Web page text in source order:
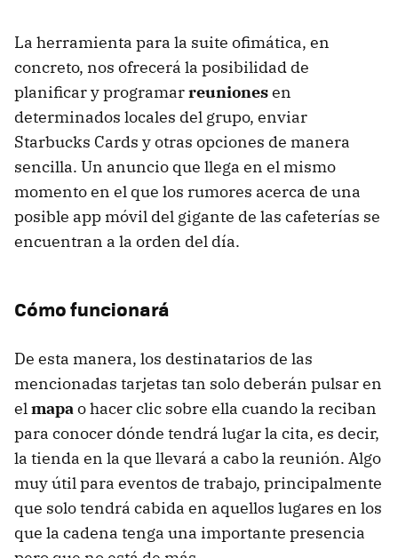
La herramienta para la suite ofimática, en
concreto, nos ofrecerá la posibilidad de
planificar y programarreunionesen
determinados locales del grupo, enviar
Starbucks Cards y otras opciones de manera
sencilla. Un anuncio que llega en el mismo
momento en el que los rumores acerca de una
posible app móvil del gigante de las cafeterías se
encuentran a la orden del día.
Cómo funcionará
De esta manera, los destinatarios de las
mencionadas tarjetas tan solo deberán pulsar en
elmapao hacer clic sobre ella cuando la reciban
para conocer dónde tendrá lugar la cita, es decir,
la tienda en la que llevará a cabo la reunión. Algo
muy útil para eventos de trabajo, principalmente
que solo tendrá cabida en aquellos lugares en los
que la cadena tenga una importante presencia